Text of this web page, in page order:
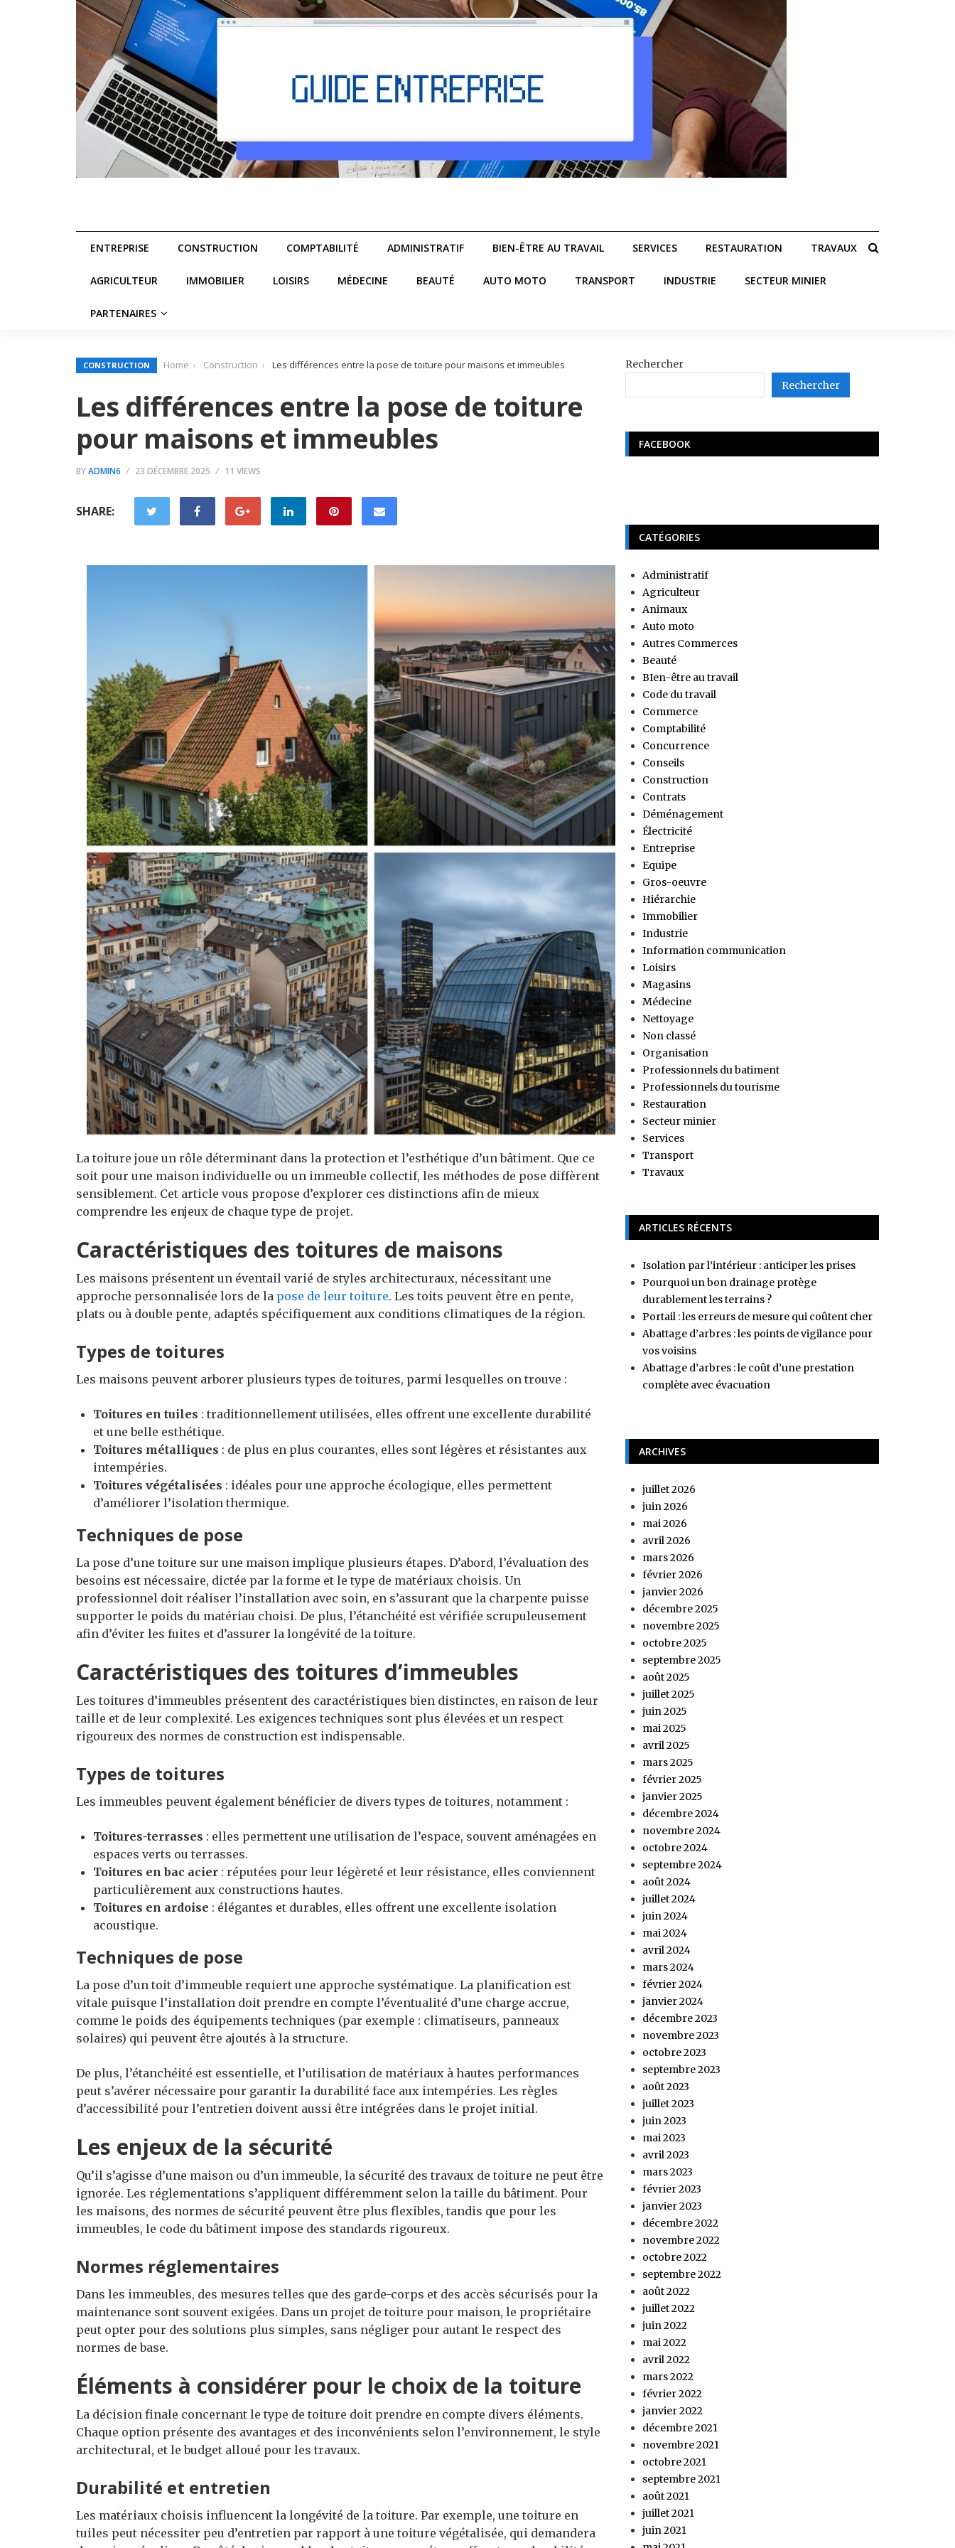
ENTREPRISE CONSTRUCTION COMPTABILITÉ ADMINISTRATIF BIEN-ÊTRE AU TRAVAIL SERVICES RESTAURATION TRAVAUX
AGRICULTEUR IMMOBILIER LOISIRS MÉDECINE BEAUTÉ AUTO MOTO TRANSPORT INDUSTRIE SECTEUR MINIER
PARTENAIRES
CONSTRUCTION Home Construction Les différences entre la pose de toiture pour maisons et immeubles
Les différences entre la pose de toiture
pour maisons et immeubles
BYADMIN6 23 DÉCEMBRE 2025 11 VIEWS
SHARE:
La toiture joue un rôle déterminant dans la protection et l’esthétique d’un bâtiment. Que ce
soit pour une maison individuelle ou un immeuble collectif, les méthodes de pose diffèrent
sensiblement. Cet article vous propose d’explorer ces distinctions afin de mieux
comprendre les enjeux de chaque type de projet.
Caractéristiques des toitures de maisons
Les maisons présentent un éventail varié de styles architecturaux, nécessitant une
approche personnalisée lors de la pose de leur toiture. Les toits peuvent être en pente,
plats ou à double pente, adaptés spécifiquement aux conditions climatiques de la région.
Types de toitures
Les maisons peuvent arborer plusieurs types de toitures, parmi lesquelles on trouve :
Toitures en tuiles : traditionnellement utilisées, elles offrent une excellente durabilité
et une belle esthétique.
Toitures métalliques : de plus en plus courantes, elles sont légères et résistantes aux
intempéries.
Toitures végétalisées : idéales pour une approche écologique, elles permettent
d’améliorer l’isolation thermique.
Techniques de pose
La pose d’une toiture sur une maison implique plusieurs étapes. D’abord, l’évaluation des
besoins est nécessaire, dictée par la forme et le type de matériaux choisis. Un
professionnel doit réaliser l’installation avec soin, en s’assurant que la charpente puisse
supporter le poids du matériau choisi. De plus, l’étanchéité est vérifiée scrupuleusement
afin d’éviter les fuites et d’assurer la longévité de la toiture.
Caractéristiques des toitures d’immeubles
Les toitures d’immeubles présentent des caractéristiques bien distinctes, en raison de leur
taille et de leur complexité. Les exigences techniques sont plus élevées et un respect
rigoureux des normes de construction est indispensable.
Types de toitures
Les immeubles peuvent également bénéficier de divers types de toitures, notamment :
Toitures-terrasses : elles permettent une utilisation de l’espace, souvent aménagées en
espaces verts ou terrasses.
Toitures en bac acier : réputées pour leur légèreté et leur résistance, elles conviennent
particulièrement aux constructions hautes.
Toitures en ardoise : élégantes et durables, elles offrent une excellente isolation
acoustique.
Techniques de pose
La pose d’un toit d’immeuble requiert une approche systématique. La planification est
vitale puisque l’installation doit prendre en compte l’éventualité d’une charge accrue,
comme le poids des équipements techniques (par exemple : climatiseurs, panneaux
solaires) qui peuvent être ajoutés à la structure.
De plus, l’étanchéité est essentielle, et l’utilisation de matériaux à hautes performances
peut s’avérer nécessaire pour garantir la durabilité face aux intempéries. Les règles
d’accessibilité pour l’entretien doivent aussi être intégrées dans le projet initial.
Les enjeux de la sécurité
Qu’il s’agisse d’une maison ou d’un immeuble, la sécurité des travaux de toiture ne peut être
ignorée. Les réglementations s’appliquent différemment selon la taille du bâtiment. Pour
les maisons, des normes de sécurité peuvent être plus flexibles, tandis que pour les
immeubles, le code du bâtiment impose des standards rigoureux.
Normes réglementaires
Dans les immeubles, des mesures telles que des garde-corps et des accès sécurisés pour la
maintenance sont souvent exigées. Dans un projet de toiture pour maison, le propriétaire
peut opter pour des solutions plus simples, sans négliger pour autant le respect des
normes de base.
Éléments à considérer pour le choix de la toiture
La décision finale concernant le type de toiture doit prendre en compte divers éléments.
Chaque option présente des avantages et des inconvénients selon l’environnement, le style
architectural, et le budget alloué pour les travaux.
Durabilité et entretien
Les matériaux choisis influencent la longévité de la toiture. Par exemple, une toiture en
tuiles peut nécessiter peu d’entretien par rapport à une toiture végétalisée, qui demandera
Rechercher
Rechercher
FACEBOOK
CATÉGORIES
Administratif
Agriculteur
Animaux
Auto moto
Autres Commerces
Beauté
BIen-être au travail
Code du travail
Commerce
Comptabilité
Concurrence
Conseils
Construction
Contrats
Déménagement
Électricité
Entreprise
Equipe
Gros-oeuvre
Hiérarchie
Immobilier
Industrie
Information communication
Loisirs
Magasins
Médecine
Nettoyage
Non classé
Organisation
Professionnels du batiment
Professionnels du tourisme
Restauration
Secteur minier
Services
Transport
Travaux
ARTICLES RÉCENTS
Isolation par l’intérieur : anticiper les prises
Pourquoi un bon drainage protège
durablement les terrains ?
Portail : les erreurs de mesure qui coûtent cher
Abattage d’arbres : les points de vigilance pour
vos voisins
Abattage d’arbres : le coût d’une prestation
complète avec évacuation
ARCHIVES
juillet 2026
juin 2026
mai 2026
avril 2026
mars 2026
février 2026
janvier 2026
décembre 2025
novembre 2025
octobre 2025
septembre 2025
août 2025
juillet 2025
juin 2025
mai 2025
avril 2025
mars 2025
février 2025
janvier 2025
décembre 2024
novembre 2024
octobre 2024
septembre 2024
août 2024
juillet 2024
juin 2024
mai 2024
avril 2024
mars 2024
février 2024
janvier 2024
décembre 2023
novembre 2023
octobre 2023
septembre 2023
août 2023
juillet 2023
juin 2023
mai 2023
avril 2023
mars 2023
février 2023
janvier 2023
décembre 2022
novembre 2022
octobre 2022
septembre 2022
août 2022
juillet 2022
juin 2022
mai 2022
avril 2022
mars 2022
février 2022
janvier 2022
décembre 2021
novembre 2021
octobre 2021
septembre 2021
août 2021
juillet 2021
juin 2021